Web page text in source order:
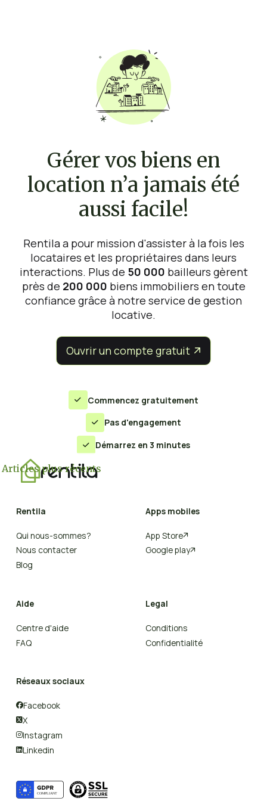
Navigation
Articles plus récents
Gérer vos biens en
location n’a jamais été
aussi facile!
Rentila a pour mission d'assister à la fois les
locataires et les propriétaires dans leurs
interactions. Plus de 50 000 bailleurs gèrent
près de 200 000 biens immobiliers en toute
confiance grâce à notre service de gestion
locative.
Ouvrir un compte gratuit 
 Commencez gratuitement
 Pas d'engagement
 Démarrez en 3 minutes
Rentila
Qui nous-sommes?
Nous contacter
Blog
Apps mobiles
App Store
Google play
Aide
Centre d'aide
FAQ
Legal
Conditions
Confidentialité
Réseaux sociaux
Facebook
X
Instagram
Linkedin